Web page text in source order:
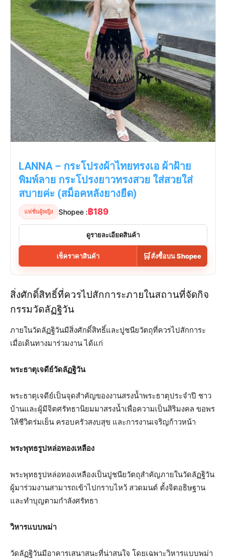
LANNA – กระโปรงผ้าไทยทรงเอ ผ้าฝ้าย
พิมพ์ลาย กระโปรงยาวทรงสวย ใส่สวยใส่
สบายค่ะ (สม็อคหลังยางยืด)
แฟชั่นผู้หญิง Shopee :฿189
ดูรายละเอียดสินค้า
เช็คราคาสินค้า 🛒สั่งซื้อบน Shopee
สิ่งศักดิ์สิทธิ์ที่ควรไปสักการะภายในสถานที่จัดกิจ
กรรมวัดลัฏฐิวัน
ภายในวัดลัฏฐิวันมีสิ่งศักดิ์สิทธิ์และปูชนียวัตถุที่ควรไปสักการะ
เมื่อเดินทางมาร่วมงาน ได้แก่
พระธาตุเจดีย์วัดลัฏฐิวัน
พระธาตุเจดีย์เป็นจุดสำคัญของงานสรงน้ำพระธาตุประจำปี ชาว
บ้านและผู้มีจิตศรัทธานิยมมาสรงน้ำเพื่อความเป็นสิริมงคล ขอพร
ให้ชีวิตร่มเย็น ครอบครัวสงบสุข และการงานเจริญก้าวหน้า
พระพุทธรูปหล่อทองเหลือง
พระพุทธรูปหล่อทองเหลืองเป็นปูชนียวัตถุสำคัญภายในวัดลัฏฐิวัน
ผู้มาร่วมงานสามารถเข้าไปกราบไหว้ สวดมนต์ ตั้งจิตอธิษฐาน
และทำบุญตามกำลังศรัทธา
วิหารแบบพม่า
วัดลัฏฐิวันมีอาคารเสนาสนะที่น่าสนใจ โดยเฉพาะวิหารแบบพม่า